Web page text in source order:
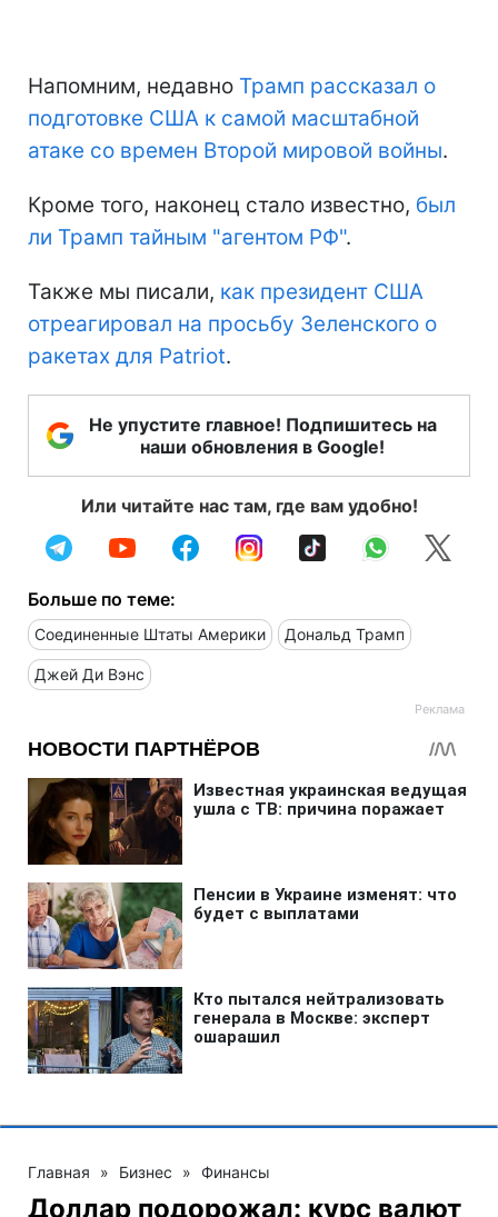
Напомним, недавно Трамп рассказал о
подготовке США к самой масштабной
атаке со времен Второй мировой войны.
Кроме того, наконец стало известно, был
ли Трамп тайным "агентом РФ".
Также мы писали, как президент США
отреагировал на просьбу Зеленского о
ракетах для Patriot.
Не упустите главное! Подпишитесь на
наши обновления в Google!
Или читайте нас там, где вам удобно!
Больше по теме:
Соединенные Штаты Америки Дональд Трамп
Джей Ди Вэнс
Главная » Бизнес » Финансы
Доллар подорожал: курс валют